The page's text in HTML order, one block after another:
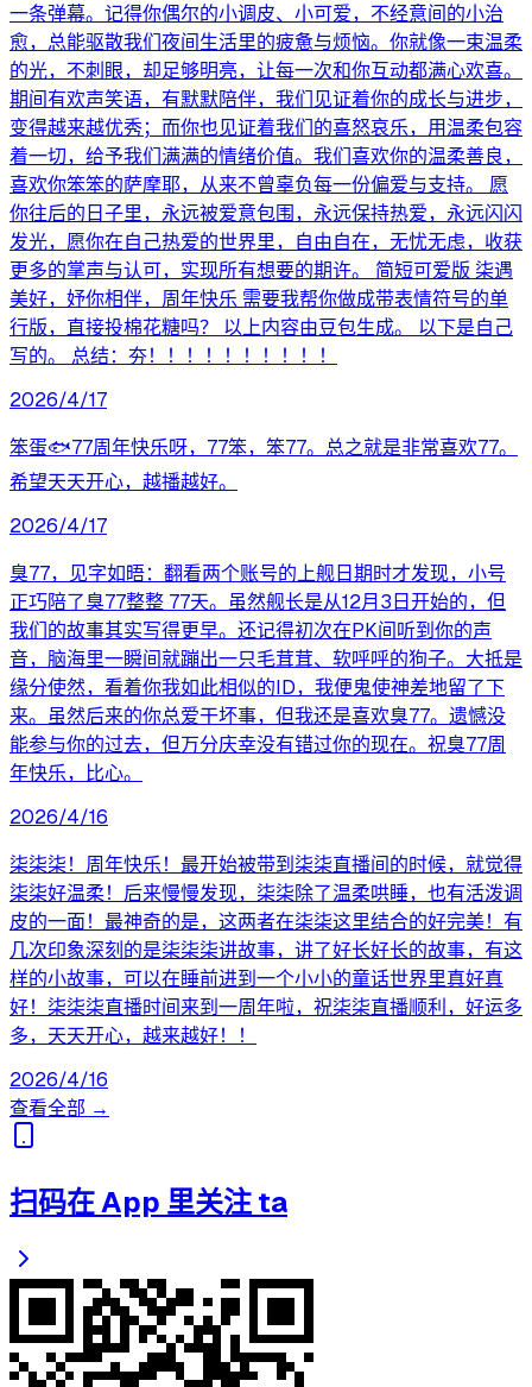
一条弹幕。记得你偶尔的小调皮、小可爱，不经意间的小治
愈，总能驱散我们夜间生活里的疲惫与烦恼。你就像一束温柔
的光，不刺眼，却足够明亮，让每一次和你互动都满心欢喜。
期间有欢声笑语，有默默陪伴，我们见证着你的成长与进步，
变得越来越优秀；而你也见证着我们的喜怒哀乐，用温柔包容
着一切，给予我们满满的情绪价值。我们喜欢你的温柔善良，
喜欢你笨笨的萨摩耶，从来不曾辜负每一份偏爱与支持。 愿
你往后的日子里，永远被爱意包围，永远保持热爱，永远闪闪
发光，愿你在自己热爱的世界里，自由自在，无忧无虑，收获
更多的掌声与认可，实现所有想要的期许。 简短可爱版 柒遇
美好，妤你相伴，周年快乐 需要我帮你做成带表情符号的单
行版，直接投棉花糖吗？ 以上内容由豆包生成。 以下是自己
写的。 总结：夯！！！！！！！！！！
2026/4/17
笨蛋🐟77周年快乐呀，77笨，笨77。总之就是非常喜欢77。
希望天天开心，越播越好。
2026/4/17
臭77，见字如晤： ​翻看两个账号的上舰日期时才发现，小号
正巧陪了臭77整整 77天。 ​虽然舰长是从12月3日开始的，但
我们的故事其实写得更早。还记得初次在PK间听到你的声
音，脑海里一瞬间就蹦出一只毛茸茸、软呼呼的狗子。大抵是
缘分使然，看着你我如此相似的ID，我便鬼使神差地留了下
来。 ​虽然后来的你总爱干坏事，但我还是喜欢臭77。遗憾没
能参与你的过去，但万分庆幸没有错过你的现在。 ​祝臭77周
年快乐，比心。
2026/4/16
柒柒柒！周年快乐！最开始被带到柒柒直播间的时候，就觉得
柒柒好温柔！后来慢慢发现，柒柒除了温柔哄睡，也有活泼调
皮的一面！最神奇的是，这两者在柒柒这里结合的好完美！有
几次印象深刻的是柒柒柒讲故事，讲了好长好长的故事，有这
样的小故事，可以在睡前进到一个小小的童话世界里真好真
好！柒柒柒直播时间来到一周年啦，祝柒柒直播顺利，好运多
多，天天开心，越来越好！！
2026/4/16
查看全部 →
扫码在 App 里关注 ta